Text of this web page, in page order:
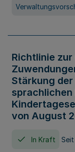
Richtlinie
Stärkung
von August
In Kraft